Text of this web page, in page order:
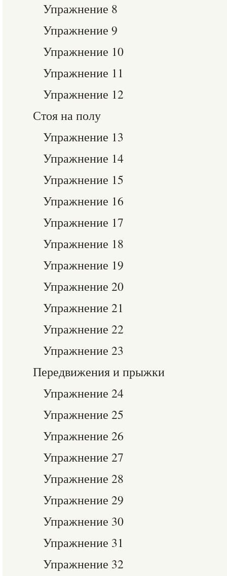
Упражнение 8
Упражнение 9
Упражнение 10
Упражнение 11
Упражнение 12
Стоя на полу
Упражнение 13
Упражнение 14
Упражнение 15
Упражнение 16
Упражнение 17
Упражнение 18
Упражнение 19
Упражнение 20
Упражнение 21
Упражнение 22
Упражнение 23
Передвижения и прыжки
Упражнение 24
Упражнение 25
Упражнение 26
Упражнение 27
Упражнение 28
Упражнение 29
Упражнение 30
Упражнение 31
Упражнение 32